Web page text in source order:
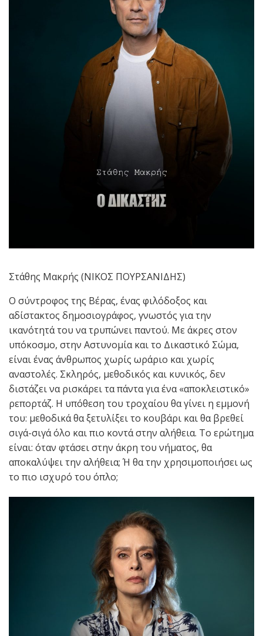
Στάθης Μακρής (ΝΙΚΟΣ ΠΟΥΡΣΑΝΙΔΗΣ)
Ο σύντροφος της Βέρας, ένας φιλόδοξος και
αδίστακτος δημοσιογράφος, γνωστός για την
ικανότητά του να τρυπώνει παντού. Με άκρες στον
υπόκοσμο, στην Αστυνομία και το Δικαστικό Σώμα,
είναι ένας άνθρωπος χωρίς ωράριο και χωρίς
αναστολές. Σκληρός, μεθοδικός και κυνικός, δεν
διστάζει να ρισκάρει τα πάντα για ένα «αποκλειστικό»
ρεπορτάζ. Η υπόθεση του τροχαίου θα γίνει η εμμονή
του: μεθοδικά θα ξετυλίξει το κουβάρι και θα βρεθεί
σιγά-σιγά όλο και πιο κοντά στην αλήθεια. Το ερώτημα
είναι: όταν φτάσει στην άκρη του νήματος, θα
αποκαλύψει την αλήθεια; Ή θα την χρησιμοποιήσει ως
το πιο ισχυρό του όπλο;